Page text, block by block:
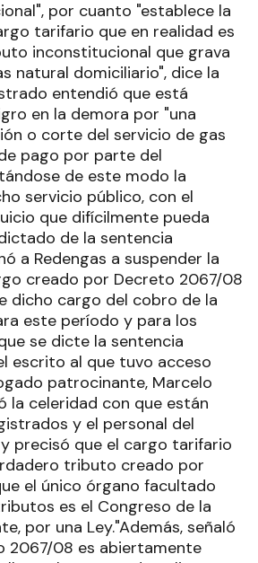
por cuanto "establece la
tarifario que en realidad es
inconstitucional que grava
natural domiciliario", dice la
entendió que está
en la demora por "una
o corte del servicio de gas
pago por parte del
de este modo la
servicio público, con el
que difícilmente pueda
de la sentencia
a Redengas a suspender la
creado por Decreto 2067/08
dicho cargo del cobro de la
este período y para los
se dicte la sentencia
escrito al que tuvo acceso
patrocinante, Marcelo
la celeridad con que están
y el personal del
precisó que el cargo tarifario
tributo creado por
el único órgano facultado
es el Congreso de la
por una Ley."Además, señaló
2067/08 es abiertamente